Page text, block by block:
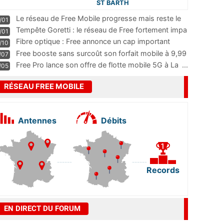
ST BARTH
Le réseau de Free Mobile progresse mais reste le
m
...
Tempête Goretti : le réseau de Free fortement impa
Fibre optique : Free annonce un cap important
pass
...
Free booste sans surcoût son forfait mobile à 9,99
Free Pro lance son offre de flotte mobile 5G à La ...
RÉSEAU FREE MOBILE
Antennes Débits
Records
EN DIRECT DU FORUM